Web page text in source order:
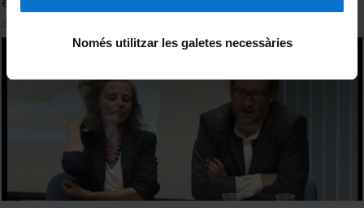
Només utilitzar les galetes necessàries